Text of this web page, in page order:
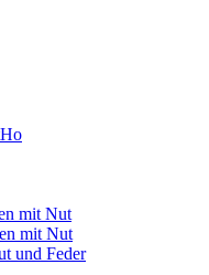
mit Nut
mit Nut
und Feder